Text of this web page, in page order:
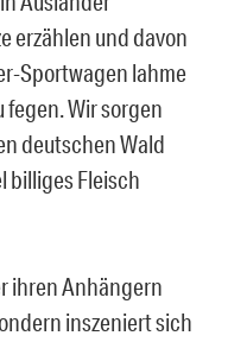
erzählen und davon
Sportwagen lahme
fegen. Wir sorgen
deutschen Wald
billiges Fleisch
ihren Anhängern
inszeniert sich